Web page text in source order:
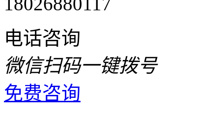
电话咨询
微信扫码一键拨号
免费咨询